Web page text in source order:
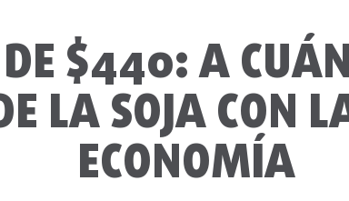
$440: A
LA SOJA CON
ECONOMÍA